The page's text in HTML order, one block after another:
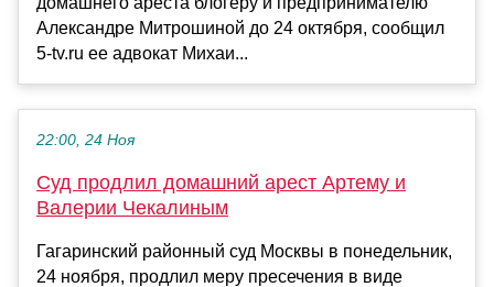
Александре Митрошиной до 24 октября, сообщил
5-tv.ru ее адвокат Михаи...
22:00, 24 Ноя
Суд продлил домашний арест Артему и
Валерии Чекалиным
Гагаринский районный суд Москвы в понедельник,
24 ноября, продлил меру пресечения в виде